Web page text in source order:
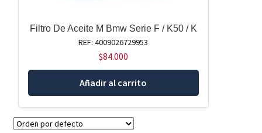
Filtro De Aceite M Bmw Serie F / K50 / K
REF: 4009026729953
$84.000
Añadir al carrito